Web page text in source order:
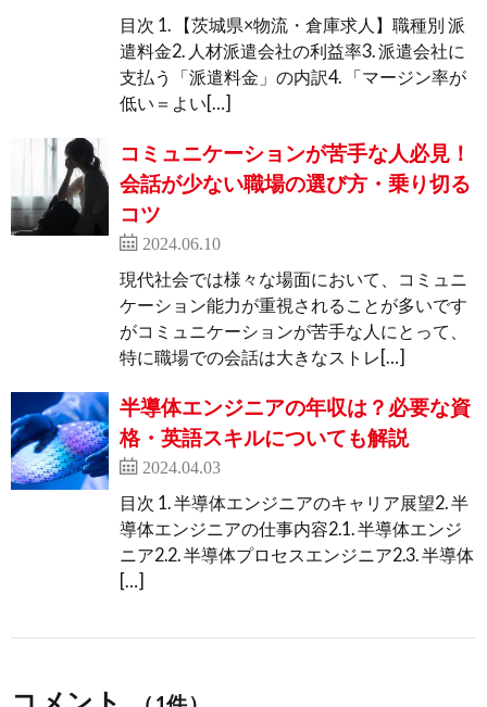
目次 1. 【茨城県×物流・倉庫求人】職種別 派
遣料金2. 人材派遣会社の利益率3. 派遣会社に
支払う「派遣料金」の内訳4. 「マージン率が
低い＝よい[…]
コミュニケーションが苦手な人必見！
会話が少ない職場の選び方・乗り切る
コツ
2024.06.10
現代社会では様々な場面において、コミュニ
ケーション能力が重視されることが多いです
がコミュニケーションが苦手な人にとって、
特に職場での会話は大きなストレ[…]
半導体エンジニアの年収は？必要な資
格・英語スキルについても解説
2024.04.03
目次 1. 半導体エンジニアのキャリア展望2. 半
導体エンジニアの仕事内容2.1. 半導体エンジ
ニア2.2. 半導体プロセスエンジニア2.3. 半導体
[…]
コメント